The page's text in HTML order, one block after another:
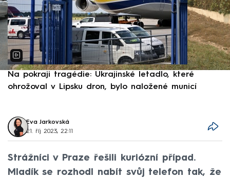
Na pokraji tragédie: Ukrajinské letadlo, které
ohrožoval v Lipsku dron, bylo naložené municí
Eva Jarkovská
21. říj 2023, 22:11
Strážníci v Praze řešili kuriózní případ.
Mladík se rozhodl nabít svůj telefon tak, že